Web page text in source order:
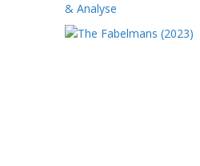
& Analyse